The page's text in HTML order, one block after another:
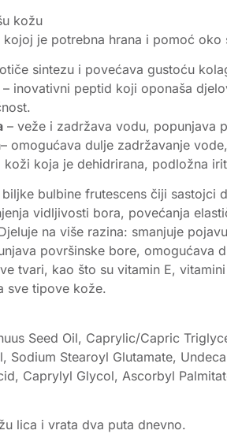
kožu
je potrebna hrana i pomoć oko
sintezu i povećava gustoću
– inovativni peptid koji oponaša
– veže i zadržava vodu, popunjava
– omogućava dulje zadržavanje
koži koja je dehidrirana, podložna
bulbine frutescens čiji
vidljivosti bora, povećanja
na više razina: smanjuje
površinske bore, omogućava
tvari, kao što su vitamin E,
sve tipove kože.
Seed Oil, Caprylic/Capric
Sodium Stearoyl Glutamate,
Caprylyl Glycol, Ascorbyl
lica i vrata dva puta dnevno.